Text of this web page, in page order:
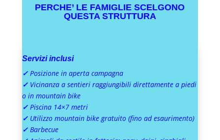
PERCHE’ LE FAMIGLIE SCELGONO
QUESTA STRUTTURA
Servizi inclusi
✓Posizione in aperta campagna
✓Vicinanza a sentieri raggiungibili direttamente a piedi
o in mountain bike
✓ Piscina 14×7 metri
✓ Utilizzo mountain bike gratuito (fino ad esaurimento)
✓ Barbecue